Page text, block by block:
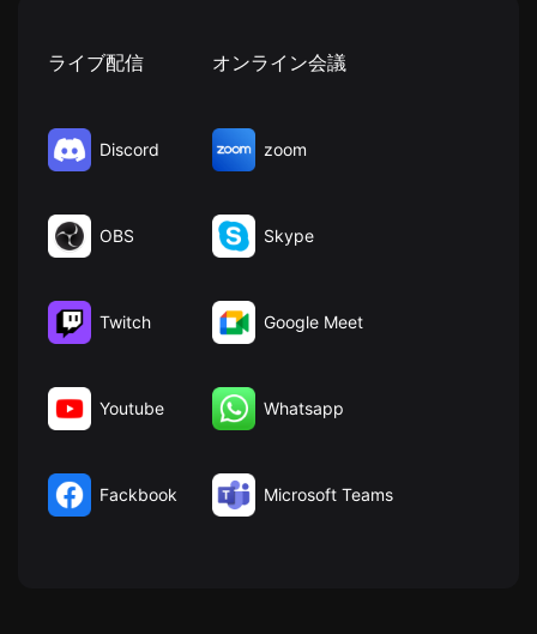
ライブ配信 オンライン会議
Discord zoom
OBS Skype
Twitch Google Meet
Youtube Whatsapp
Fackbook Microsoft Teams